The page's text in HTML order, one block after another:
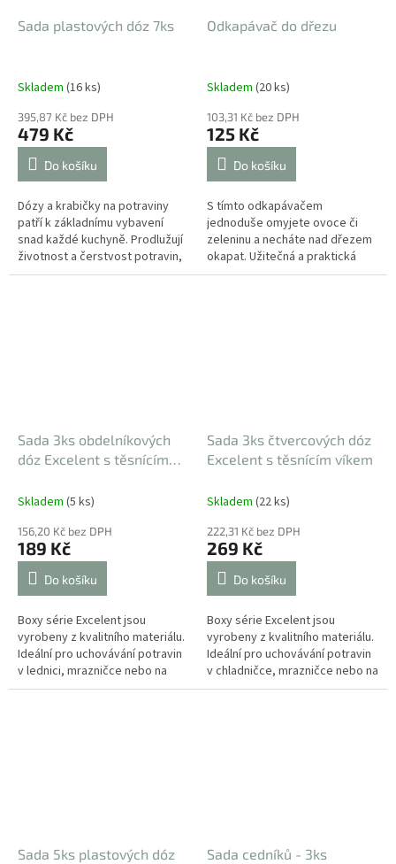
Sada plastových dóz 7ks
Skladem (16 ks)
395,87 Kč bez DPH
479 Kč
Do košíku
Dózy a krabičky na potraviny
patří k základnímu vybavení
snad každé kuchyně. Prodlužují
životnost a čerstvost potravin,
umožňují komfortnější přepravu
Odkapávač do dřezu
Skladem (20 ks)
103,31 Kč bez DPH
125 Kč
Do košíku
S tímto odkapávačem
jednoduše omyjete ovoce či
zeleninu a necháte nad dřezem
okapat. Užitečná a praktická
pomůcka do každé kuchyně.
Sada 3ks obdelníkových
dóz Excelent s těsnícím
Skladem (5 ks)
156,20 Kč bez DPH
189 Kč
Do košíku
Boxy série Excelent jsou
vyrobeny z kvalitního materiálu.
Ideální pro uchovávání potravin
v lednici, mrazničce nebo na
cesty. Speciální odklápěcí víčko
Sada 3ks čtvercových dóz
Excelent s těsnícím víkem
Skladem (22 ks)
222,31 Kč bez DPH
269 Kč
Do košíku
Boxy série Excelent jsou
vyrobeny z kvalitního materiálu.
Ideální pro uchovávání potravin
v chladničce, mrazničce nebo na
cesty.
Sada 5ks plastových dóz
Sada cedníků - 3ks